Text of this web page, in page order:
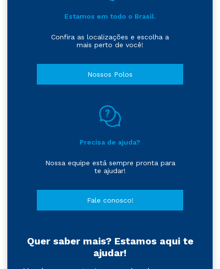
Estamos em todo o Brasil.
Confira as localizações e escolha a
mais perto de você!
Nossos Polos
Precisa de ajuda?
Nossa equipe está sempre pronta para
te ajudar!
Fale conosco!
Quer saber mais? Estamos aqui te
ajudar!